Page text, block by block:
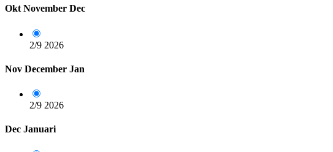
Okt November Dec
2/9 2026
Nov December Jan
2/9 2026
Dec Januari